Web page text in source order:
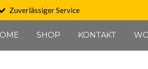
Zuverlässiger Service
SHOP KONTAKT